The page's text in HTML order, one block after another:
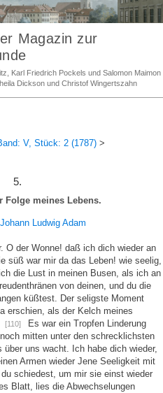
Magazin zur
Karl Friedrich Pockels und Salomon Maimon
Dickson und Christof Wingertszahn
V, Stück: 2 (1787) >
5.
Folge meines Lebens.
Ludwig Adam
O der Wonne! daß ich dich wieder an
süß war mir da das Leben! wie seelig,
die Lust in meinen Busen, als ich an
von deinen, und du die
küßtest. Der seligste Moment
erschien, als der Kelch meines
[110]
Es war ein Tropfen Linderung
mitten unter den schrecklichsten
über uns wacht. Ich habe dich wieder,
Armen wieder Jene Seeligkeit mit
schiedest, um mir sie einst wieder
Blatt, lies die Abwechselungen